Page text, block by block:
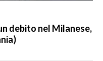
debito nel Milanese,